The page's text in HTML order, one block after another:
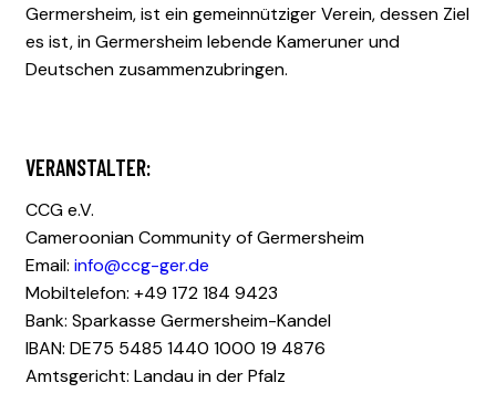
Germersheim, ist ein gemeinnütziger Verein, dessen Ziel
es ist, in Germersheim lebende Kameruner und
Deutschen zusammenzubringen.
VERANSTALTER:
CCG e.V.
Cameroonian Community of Germersheim
Email: info@ccg-ger.de
Mobiltelefon: +49 172 184 9423
Bank: Sparkasse Germersheim-Kandel
IBAN: DE75 5485 1440 1000 19 4876
Amtsgericht: Landau in der Pfalz